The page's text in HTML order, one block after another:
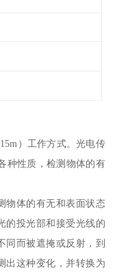
）工作方式。光电传
种性质，检测物体的有
物体的有无和表面状态
的投光部和接受光线的
同而被遮掩或反射，到
出这种变化，并转换为